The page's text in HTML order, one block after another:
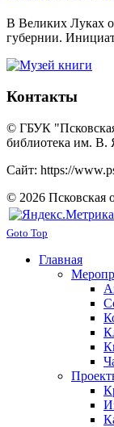
В Великих Луках
губернии.
Контакты
© ГБУК "Псковская
библиотека им. В.
Сайт: https://
© 2026 Псковская
Goto Top
Главная